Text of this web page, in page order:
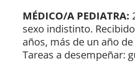
MÉDICO/A PEDIATRA:
sexo indistinto.
años, más de un año
Tareas a desempeñar: